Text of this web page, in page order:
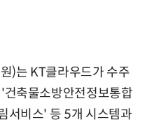
)는 KT클라우드가 수주
축물소방안전정보통합
서비스' 등 5개 시스템과